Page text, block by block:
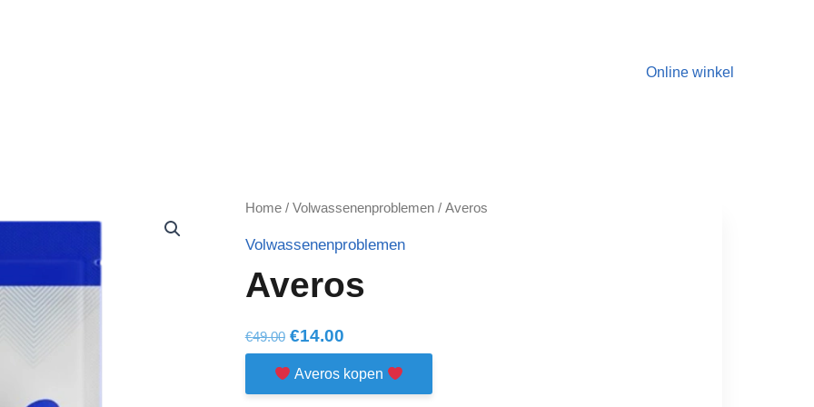
Online winkel
Home/ Volwassenenproblemen/ Averos
Volwassenenproblemen
Averos
€49.00 Original
€14.00Current
Averos kopen